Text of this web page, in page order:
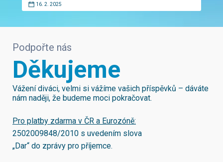
16. 2. 2025
Podpořte nás
Děkujeme
Vážení diváci, velmi si vážíme vašich příspěvků – dáváte
nám naději, že budeme moci pokračovat.
Pro platby zdarma v ČR a Eurozóně:
2502009848/2010 s uvedením slova
„Dar“ do zprávy pro příjemce.